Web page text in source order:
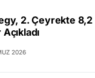
2. Çeyrekte
2026